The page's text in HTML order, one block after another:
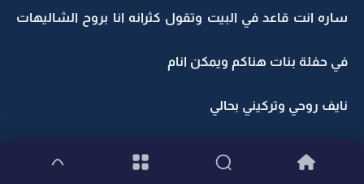
ساره انت قاعد في البيت وتقول كثرانه انا بروح الشاليهات
في حفلة بنات هناكم ويمكن انام
نايف روحي وتركيني بحالي